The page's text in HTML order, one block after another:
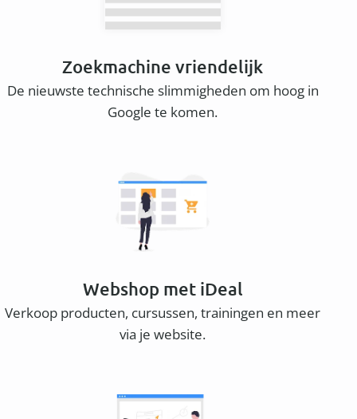
Zoekmachine vriendelijk
De nieuwste technische slimmigheden om hoog in
Google te komen.
Webshop met iDeal
Verkoop producten, cursussen, trainingen en meer
via je website.